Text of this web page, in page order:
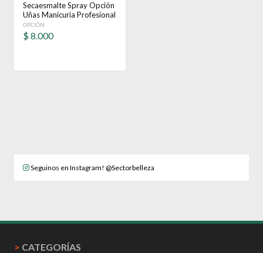
Secaesmalte Spray Opción
Uñas Manicuria Profesional
410 Ml
OPCIÓN
$8.000
Seguinos en Instagram! @Sectorbelleza
> CATEGORÍAS